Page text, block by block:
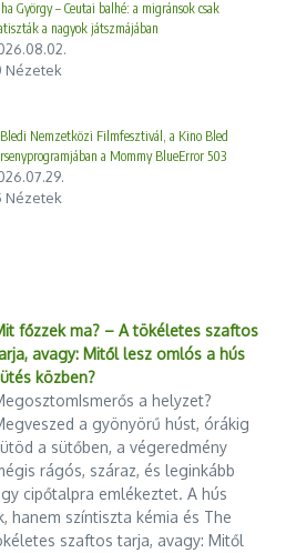
György – Ceutai balhé: a migránsok csak
a nagyok játszmájában
Nézetek
Nemzetközi Filmfesztivál, a Kino Bled
a Mommy BlueError 503
Nézetek
főzzek ma? – A tökéletes szaftos
avagy: Mitől lesz omlós a hús
közben?
a helyzet?
a gyönyörű húst, órákig
a sütőben, a végeredmény
rágós, száraz, és leginkább
cipőtalpra emlékeztet. A hús
hanem színtiszta kémia és The
szaftos tarja, avagy: Mitől